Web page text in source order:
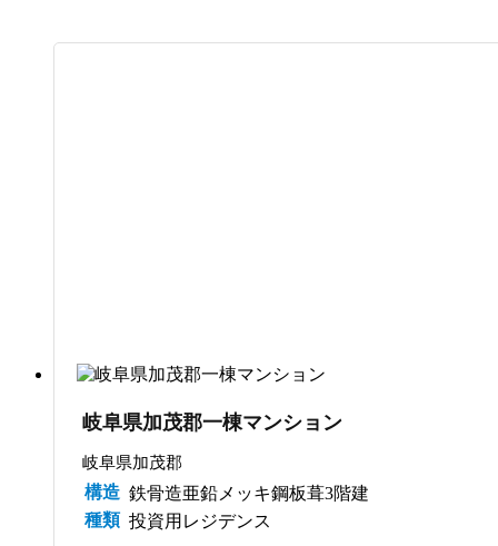
岐阜県加茂郡一棟マンション
岐阜県加茂郡
構造 鉄骨造亜鉛メッキ鋼板葺3階建
種類 投資用レジデンス